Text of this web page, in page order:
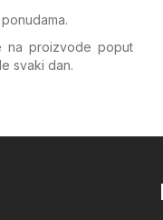
na proizvode poput
svaki dan.